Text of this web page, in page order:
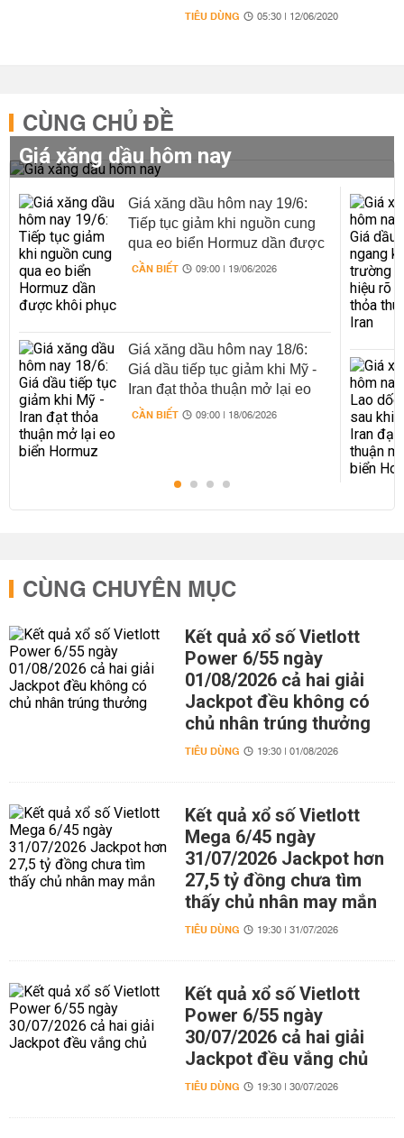
TIÊU DÙNG 05:30 | 12/06/2020
CÙNG CHỦ ĐỀ
Giá xăng dầu hôm nay
Giá xăng dầu hôm nay 19/6:
Tiếp tục giảm khi nguồn cung
qua eo biển Hormuz dần được
khôi phục
CẦN BIẾT 09:00 | 19/06/2026
Giá xăng dầu hôm nay 18/6:
Giá dầu tiếp tục giảm khi Mỹ -
Iran đạt thỏa thuận mở lại eo
biển Hormuz
CẦN BIẾT 09:00 | 18/06/2026
CÙNG CHUYÊN MỤC
Kết quả xổ số Vietlott
Power 6/55 ngày
01/08/2026 cả hai giải
Jackpot đều không có
chủ nhân trúng thưởng
TIÊU DÙNG 19:30 | 01/08/2026
Kết quả xổ số Vietlott
Mega 6/45 ngày
31/07/2026 Jackpot hơn
27,5 tỷ đồng chưa tìm
thấy chủ nhân may mắn
TIÊU DÙNG 19:30 | 31/07/2026
Kết quả xổ số Vietlott
Power 6/55 ngày
30/07/2026 cả hai giải
Jackpot đều vắng chủ
TIÊU DÙNG 19:30 | 30/07/2026